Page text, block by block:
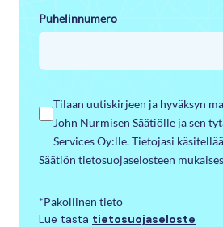
Puhelinnumero
Tilaan uutiskirjeen ja hyväksyn
John Nurmisen Säätiölle ja sen
Services Oy:lle. Tietojasi
Säätiön tietosuojaselosteen
*Pakollinen tieto
Lue tästä tietosuojaseloste